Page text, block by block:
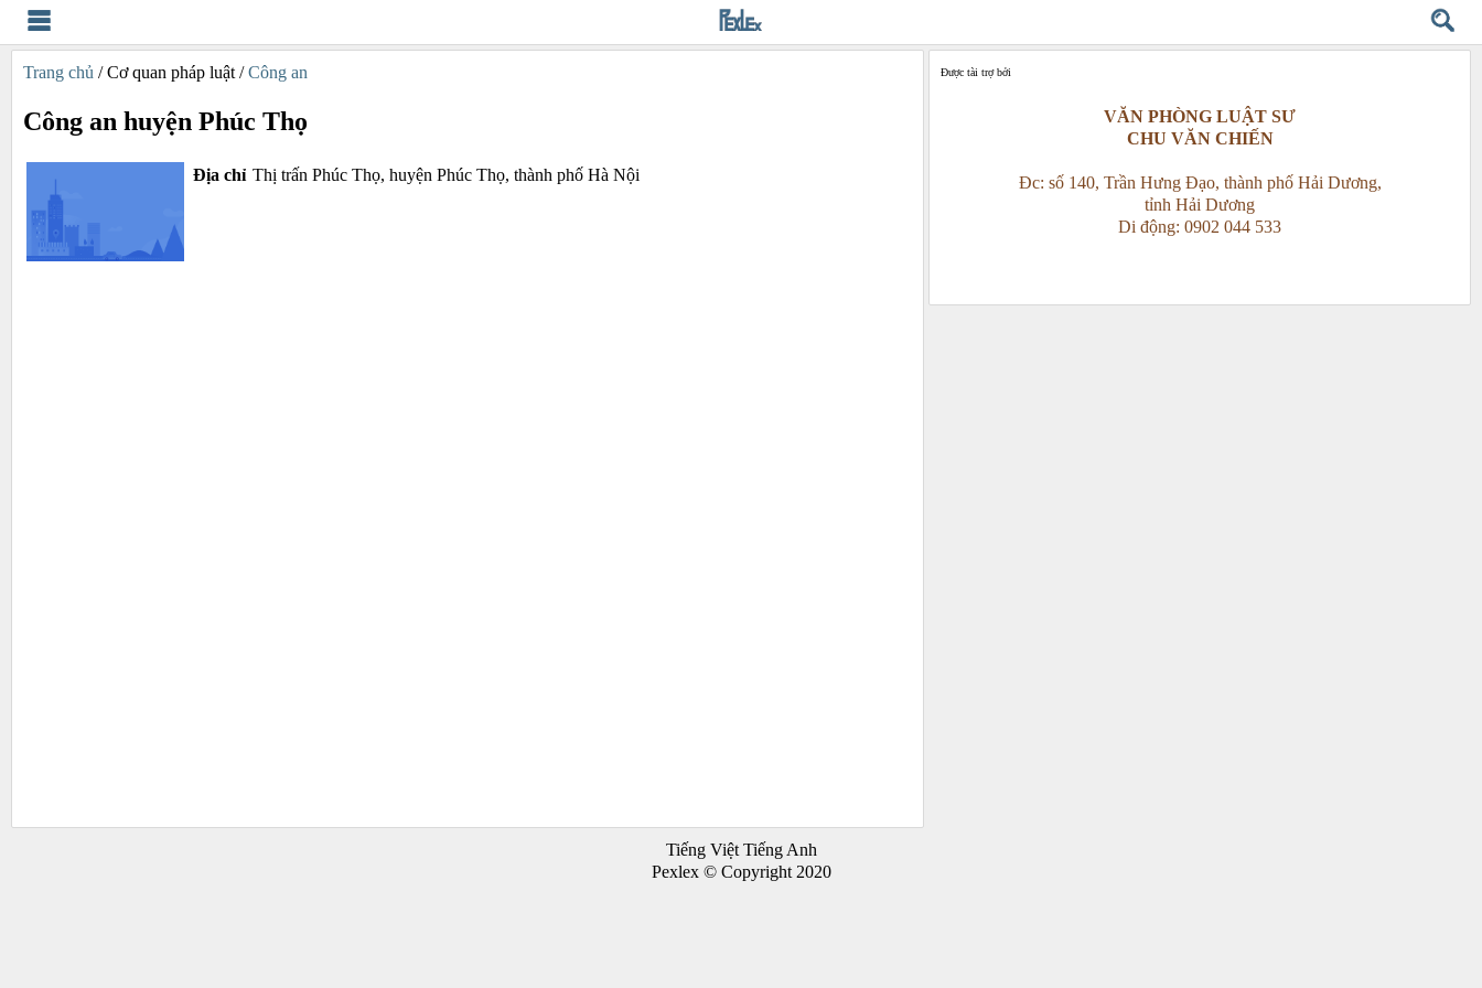
Trang chủ / Cơ quan pháp luật /Công an
Công an huyện Phúc Thọ
Địa chỉ Thị trấn Phúc Thọ, huyện Phúc Thọ, thành phố Hà Nội
Được tài trợ bởi
VĂN PHÒNG LUẬT SƯ
CHU VĂN CHIẾN
Đc: số 140, Trần Hưng Đạo, thành phố Hải Dương,
tỉnh Hải Dương
Di động: 0902 044 533
Tiếng Việt Tiếng Anh
Pexlex © Copyright 2020